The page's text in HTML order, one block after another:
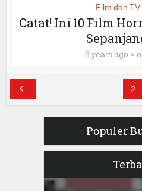
Film dan TV
Catat! Ini 10 Film
8 years ago
2
Populer